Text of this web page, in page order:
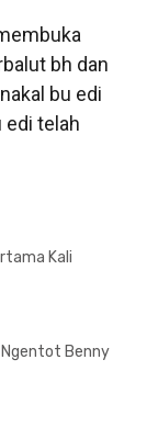
bh dan
bu edi
edi telah
Kali
Benny